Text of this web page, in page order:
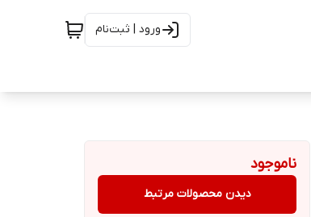
ورود | ثبت‌نام
ناموجود
دیدن محصولات مرتبط